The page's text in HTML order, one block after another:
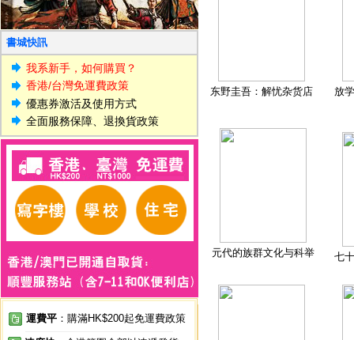
書城快訊
我系新手，如何購買？
香港/台灣免運費政策
優惠券激活及使用方式
全面服務保障、退換貨政策
運費平 ：購滿HK$200起免運費政策
东野圭吾：解忧杂货店 放
元代的族群文化与科举 七